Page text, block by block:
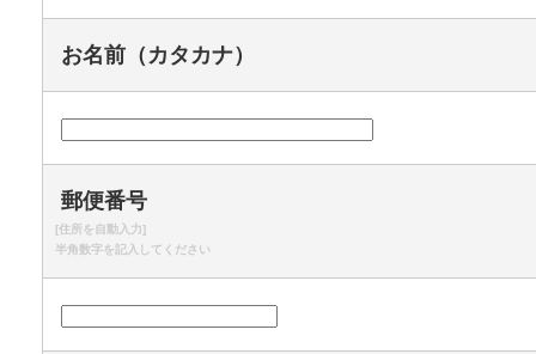
お名前（カタカナ）
郵便番号
[住所を自動入力]
半角数字を記入してください